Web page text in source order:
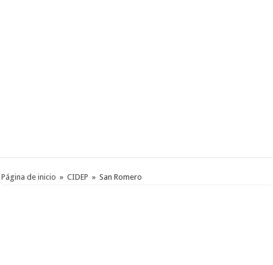
Página de inicio » CIDEP » San Romero